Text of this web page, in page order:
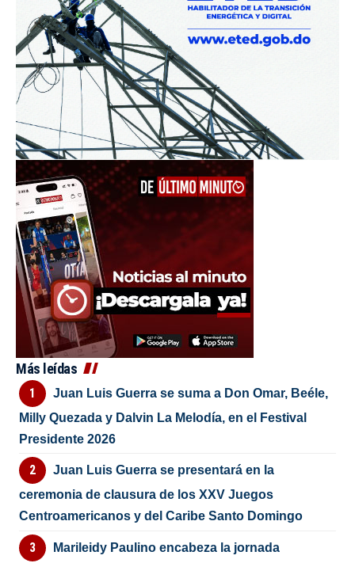
Más leídas
Juan Luis Guerra se suma a Don Omar, Beéle,
Milly Quezada y Dalvin La Melodía, en el Festival
Presidente 2026
Juan Luis Guerra se presentará en la
ceremonia de clausura de los XXV Juegos
Centroamericanos y del Caribe Santo Domingo
Marileidy Paulino encabeza la jornada